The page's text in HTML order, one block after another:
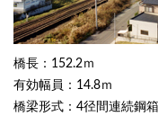
橋長：152.2ｍ
有効幅員：14.8ｍ
橋梁形式：4径間連続鋼